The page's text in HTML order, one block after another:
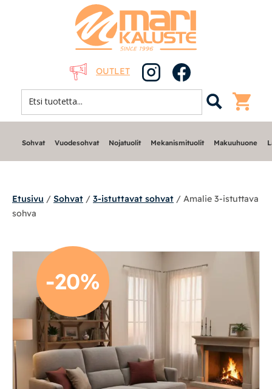
OUTLET
Nojatuolit
Mekanismituolit
Makuuhuone
Pöydät ja tuolit
Sohvat Vuodesohvat Nojatuolit Mekanismituolit Makuuhuone
Etusivu / Sohvat / 3-istuttavat sohvat / Amalie 3-istuttava
sohva
-20%